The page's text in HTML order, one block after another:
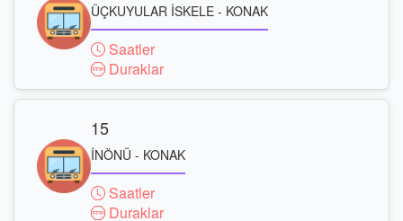
ÜÇKUYULAR İSKELE - KONAK
Saatler
Duraklar
15
İNÖNÜ - KONAK
Saatler
Duraklar